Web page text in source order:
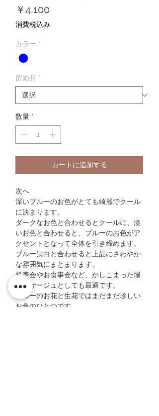
￥4,100
消費税込み
カラー *
留め具 *
数量 *
カートに追加する
次へ
深いブルーのお色がとても綺麗でクール
に決まります。
ダークなお色と合わせるとクールに、淡
いお色と合わせると、ブルーのお色がア
クセントとなって全体を引き締めます。
ブルーは白と合わせると上品にさわやか
な雰囲気にまとまります。
発表会やお食事会など、かしこまった場
のコサージュとしても最適です。
ブルーのお花と生花ではまだまだ珍しい
お色のひとつです。